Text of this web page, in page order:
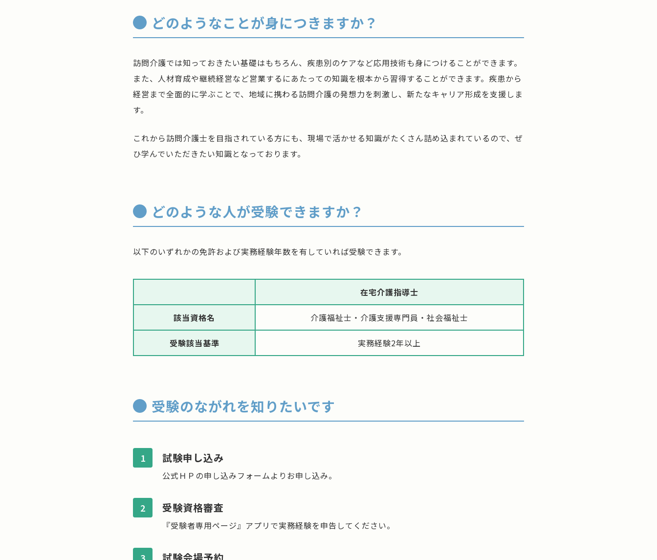
どのようなことが身につきますか？
訪問介護では知っておきたい基礎はもちろん、疾患別のケアなど応用技術も身につけることができます。
また、人材育成や継続経営など営業するにあたっての知識を根本から習得することができます。疾患から
経営まで全面的に学ぶことで、地域に携わる訪問介護の発想力を刺激し、新たなキャリア形成を支援しま
す。
これから訪問介護士を目指されている方にも、現場で活かせる知識がたくさん詰め込まれているので、ぜ
ひ学んでいただきたい知識となっております。
どのような人が受験できますか？
以下のいずれかの免許および実務経験年数を有していれば受験できます。
在宅介護指導士
該当資格名 介護福祉士・介護支援専門員・社会福祉士
受験該当基準 実務経験2年以上
受験のながれを知りたいです
1 試験申し込み
公式ＨＰの申し込みフォームよりお申し込み。
2 受験資格審査
『受験者専用ページ』アプリで実務経験を申告してください。